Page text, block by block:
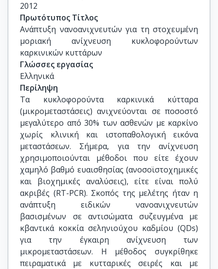
2012
Πρωτότυπος Τίτλος
Ανάπτυξη νανοανιχνευτών για τη στοχευμένη
μοριακή ανίχνευση κυκλοφορούντων
καρκινικών κυττάρων
Γλώσσες εργασίας
Ελληνικά
Περίληψη
Τα κυκλοφορούντα καρκινικά κύτταρα
(μικρομεταστάσεις) ανιχνεύονται σε ποσοστό
μεγαλύτερο από 30% των ασθενών με καρκίνο
χωρίς κλινική και ιστοπαθολογική εικόνα
μεταστάσεων. Σήμερα, για την ανίχνευση
χρησιμοποιούνται μέθοδοι που είτε έχουν
χαμηλό βαθμό ευαισθησίας (ανοσοϊστοχημικές
και βιοχημικές αναλύσεις), είτε είναι πολύ
ακριβές (RT-PCR). Σκοπός της μελέτης ήταν η
ανάπτυξη ειδικών νανοανιχνευτών
βασισμένων σε αντισώματα συζευγμένα με
κβαντικά κοκκία σεληνιούχου καδμίου (QDs)
για την έγκαιρη ανίχνευση των
μικρομεταστάσεων. Η μέθοδος συγκρίθηκε
πειραματικά με κυτταρικές σειρές και με